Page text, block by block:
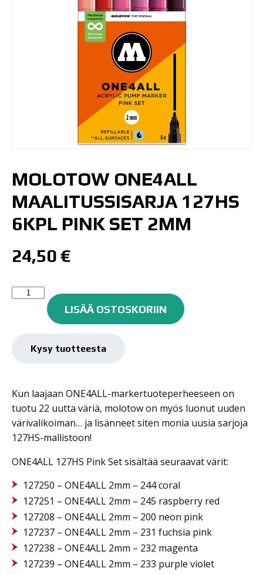
MOLOTOW ONE4ALL
MAALITUSSISARJA 127HS
6KPL PINK SET 2MM
24,50 €
Molotow
maalitussisarja
2mm
määrä
LISÄÄ OSTOSKORIIN
Kysy tuotteesta
Kun laajaan ONE4ALL-markertuoteperheeseen on
tuotu 22 uutta väriä, molotow on myös luonut uuden
värivalikoiman… ja lisänneet siten monia uusia sarjoja
127HS-mallistoon!
ONE4ALL 127HS Pink Set sisältää seuraavat värit:
127250 – ONE4ALL 2mm – 244 coral
127251 – ONE4ALL 2mm – 245 raspberry red
127208 – ONE4ALL 2mm – 200 neon pink
127237 – ONE4ALL 2mm – 231 fuchsia pink
127238 – ONE4ALL 2mm – 232 magenta
127239 – ONE4ALL 2mm – 233 purple violet